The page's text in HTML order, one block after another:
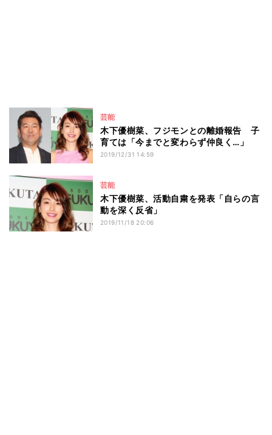
芸能
木下優樹菜、フジモンとの離婚報告 子
育ては「今までと変わらず仲良く…」
2019/12/31 14:59
芸能
木下優樹菜、活動自粛を発表「自らの言
動を深く反省」
2019/11/18 20:06